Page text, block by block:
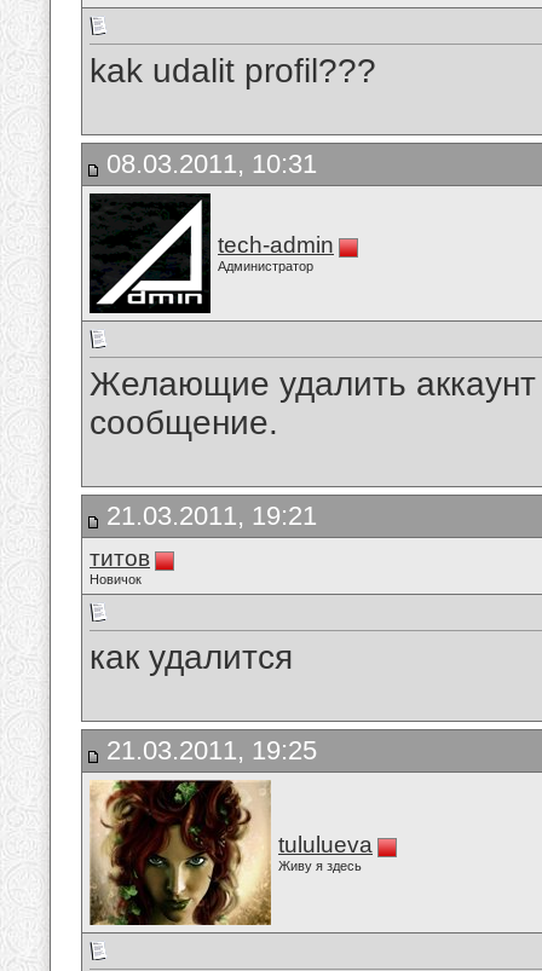
kak udalit profil???
08.03.2011, 10:31
tech-admin
Администратор
Желающие удалить
сообщение.
21.03.2011, 19:21
титов
Новичок
как удалится
21.03.2011, 19:25
tululueva
Живу я здесь